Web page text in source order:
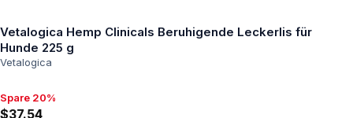
Vetalogica Hemp Clinicals Beruhigende Leckerlis für
Hunde 225 g
Vetalogica
Spare 20%, $37.54
Spare 20%
$37.54